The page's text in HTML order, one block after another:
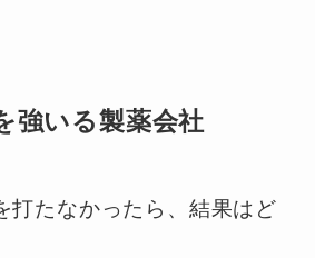
強いる製薬会社
打たなかったら、結果はど